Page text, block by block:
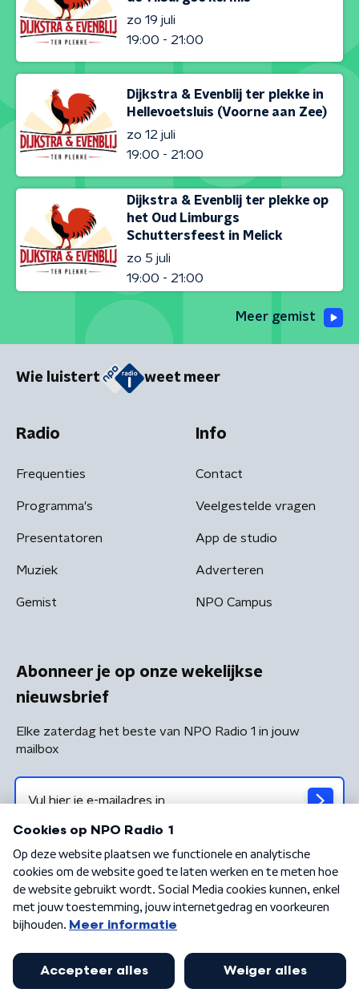
zo 19 juli
19:00 - 21:00
Dijkstra & Evenblij ter plekke in
Hellevoetsluis (Voorne aan Zee)
zo 12 juli
19:00 - 21:00
Dijkstra & Evenblij ter plekke op
het Oud Limburgs
Schuttersfeest in Melick
zo 5 juli
19:00 - 21:00
Meer gemist
Wie luistert weet meer
Radio
Frequenties
Programma's
Presentatoren
Muziek
Gemist
Info
Contact
Veelgestelde vragen
App de studio
Adverteren
NPO Campus
Abonneer je op onze wekelijkse
nieuwsbrief
Elke zaterdag het beste van NPO Radio 1 in jouw
mailbox
Algemene voorwaarden